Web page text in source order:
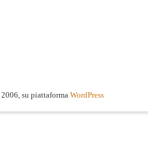
2006, su piattaforma WordPress